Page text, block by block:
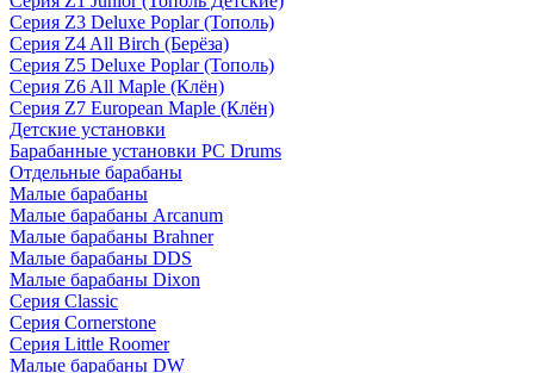
Серия Z3 Deluxe Poplar (Тополь)
Серия Z4 All Birch (Берёза)
Серия Z5 Deluxe Poplar (Тополь)
Серия Z6 All Maple (Клён)
Серия Z7 European Maple (Клён)
Детские установки
Барабанные установки PC Drums
Отдельные барабаны
Малые барабаны
Малые барабаны Arcanum
Малые барабаны Brahner
Малые барабаны DDS
Малые барабаны Dixon
Серия Classic
Серия Cornerstone
Серия Little Roomer
Малые барабаны DW